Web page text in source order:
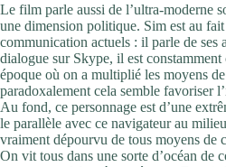
Le film parle aussi de l’ultra-moderne
une dimension politique. Sim est au
communication actuels : il parle de ses
dialogue sur Skype, il est constamment
époque où on a multiplié les moyens
paradoxalement cela semble favoriser
Au fond, ce personnage est d’une
le parallèle avec ce navigateur au
vraiment dépourvu de tous moyens de
On vit tous dans une sorte d’océan de